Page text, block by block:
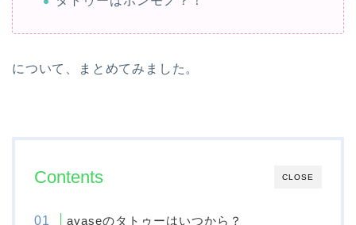
について、まとめてみました。
CLOSE
Contents
ayaseのタトゥーはいつから？